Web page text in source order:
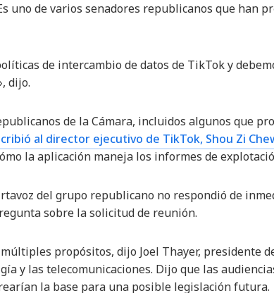
uno de varios senadores republicanos que han
de intercambio de datos de TikTok y
dijo.
de la Cámara, incluidos algunos que
al director ejecutivo de TikTok, Shou Zi
la aplicación maneja los informes de
del grupo republicano no respondió de
sobre la solicitud de reunión.
propósitos, dijo Joel Thayer, presidente
y las telecomunicaciones. Dijo que las
la base para una posible legislación futura.